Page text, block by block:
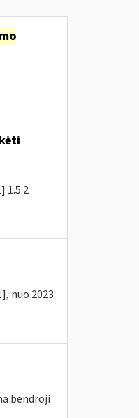
1.5.2
nuo 2023
bendroji